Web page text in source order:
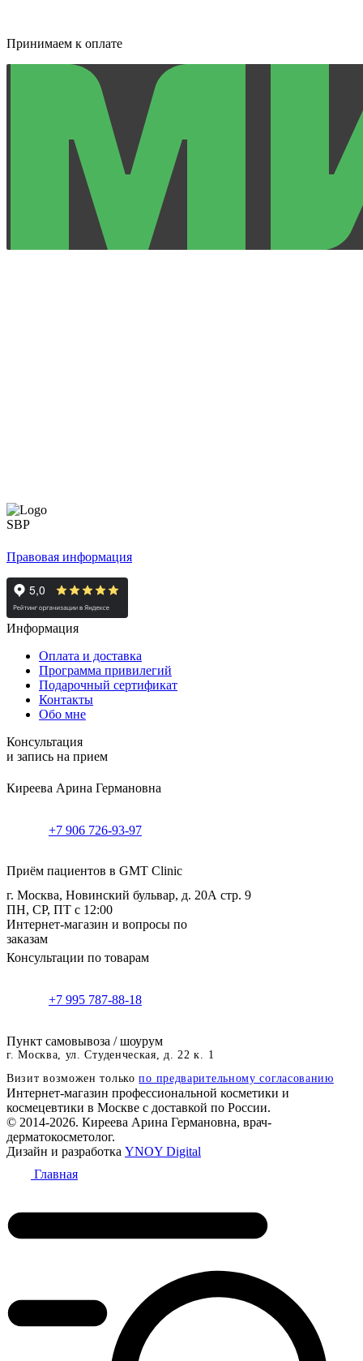
Принимаем к оплате
Правовая информация
Информация
Оплата и доставка
Программа привилегий
Подарочный сертификат
Контакты
Обо мне
Консультация
и запись на прием
Киреева Арина Германовна
+7 906 726-93-97
Приём пациентов в GMT Clinic
г. Москва, Новинский бульвар, д. 20А стр. 9
ПН, СР, ПТ с 12:00
Интернет-магазин и вопросы по
заказам
Консультации по товарам
+7 995 787-88-18
Пункт самовывоза / шоурум
г. Москва, ул. Студенческая, д. 22 к. 1
Визит возможен толькопо предварительному согласованию
Интернет-магазин профессиональной косметики и
космецевтики в Москве с доставкой по России.
© 2014-2026. Киреева Арина Германовна, врач-
дерматокосметолог.
Дизайн и разработка YNOY Digital
Главная